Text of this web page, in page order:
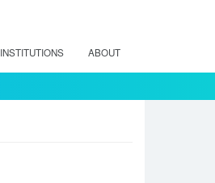
INSTITUTIONS ABOUT